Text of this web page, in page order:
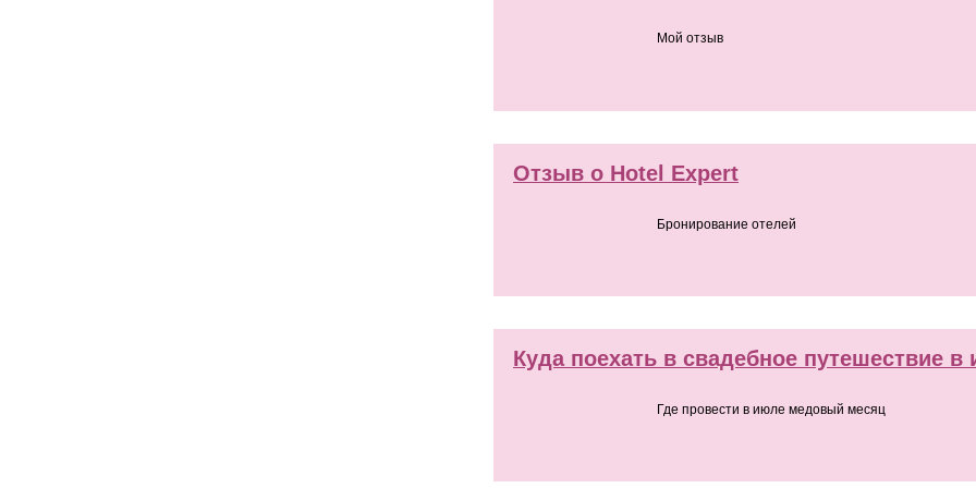
Мой отзыв
Отзыв о Hotel Expert
Бронирование отелей
Куда поехать в свадебное путешествие в
Где провести в июле медовый месяц